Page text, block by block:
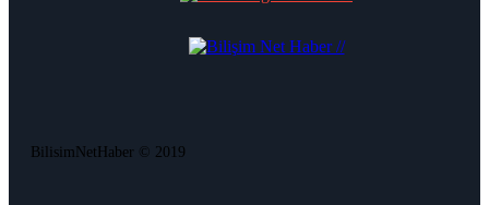
BilisimNetHaber © 2019